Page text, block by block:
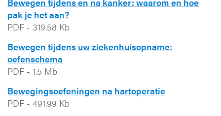
pak je het aan?
PDF - 319.58 Kb
Bewegen tijdens uw ziekenhuisopname:
oefenschema
PDF - 1.5 Mb
Bewegingsoefeningen na hartoperatie
PDF - 491.99 Kb